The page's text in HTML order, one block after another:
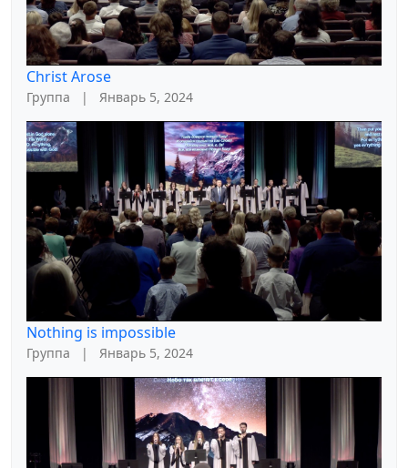
Christ Arose
Группа | Январь 5, 2024
Nothing is impossible
Группа | Январь 5, 2024